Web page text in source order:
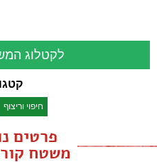
לקטלוג
חיפוי וריצוף
פרטים
משטח